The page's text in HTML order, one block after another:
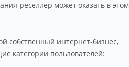
реселлер может оказать в этом
собственный интернет-бизнес,
категории пользователей: